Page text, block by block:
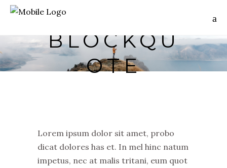
BLOCKQU
OTE
Lorem ipsum dolor sit amet, probo
dicat dolores has et. In mel hinc natum
impetus, nec at malis tritani, eum quot